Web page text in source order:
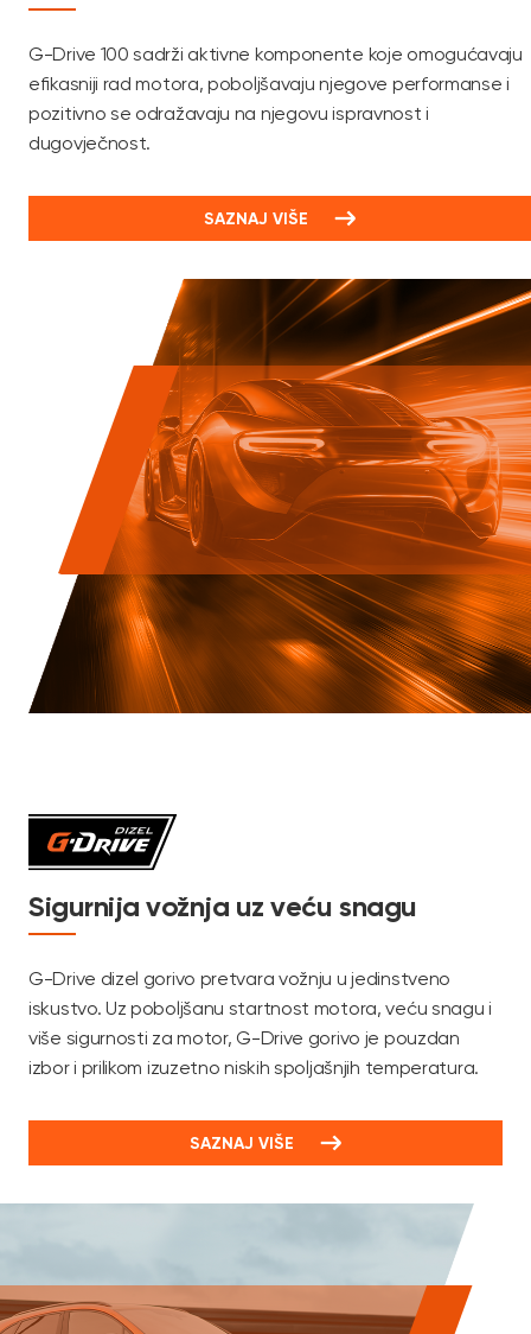
G-Drive 100 sadrži aktivne komponente koje omogućavaju
efikasniji rad motora, poboljšavaju njegove performanse i
pozitivno se odražavaju na njegovu ispravnost i
dugovječnost.
SAZNAJ VIŠE
Sigurnija vožnja uz veću snagu
G-Drive dizel gorivo pretvara vožnju u jedinstveno
iskustvo. Uz poboljšanu startnost motora, veću snagu i
više sigurnosti za motor, G-Drive gorivo je pouzdan
izbor i prilikom izuzetno niskih spoljašnjih temperatura.
SAZNAJ VIŠE